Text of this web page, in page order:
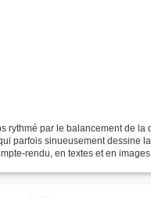
rythmé par le balancement de la
parfois sinueusement dessine
rendu, en textes et en